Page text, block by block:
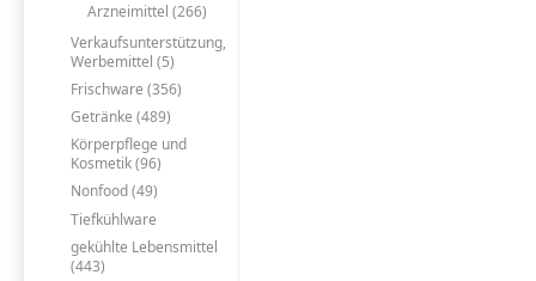
Arzneimittel (266)
Verkaufsunterstützung,
Werbemittel (5)
Frischware (356)
Getränke (489)
Körperpflege und
Kosmetik (96)
Nonfood (49)
Tiefkühlware
gekühlte Lebensmittel
(443)